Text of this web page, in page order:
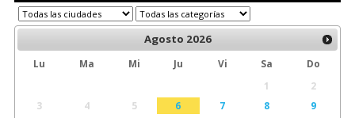
Agosto 2026
Lu Ma Mi Ju Vi Sa
Do
1
2
3
4 5 6 7 8
9